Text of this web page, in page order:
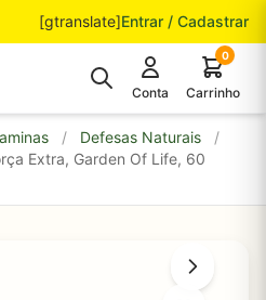
[gtranslate]Entrar / Cadastrar
Conta
0
Carrinho
/ Defesas Naturais
/
Extra, Garden Of Life, 60